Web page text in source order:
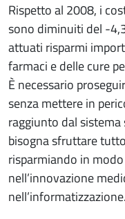
Rispetto al 2008, i
sono diminuiti del -
attuati risparmi
farmaci e delle cure
È necessario
senza mettere in
raggiunto dal
bisogna sfruttare
risparmiando in
nell’innovazione
nell’informatizzazione.